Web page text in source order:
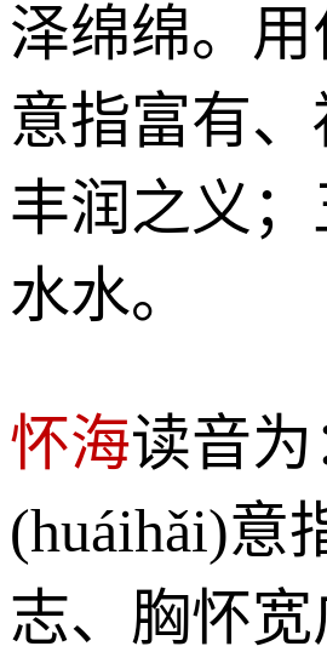
泽绵绵。用
意指富有、
丰润之义；
水水。
怀海读音为
(huáihǎi)意
志、胸怀